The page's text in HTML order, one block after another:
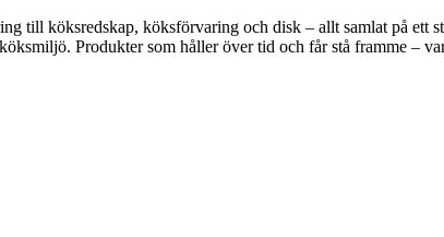
till köksredskap, köksförvaring och disk – allt samlat på ett
Produkter som håller över tid och får stå framme –